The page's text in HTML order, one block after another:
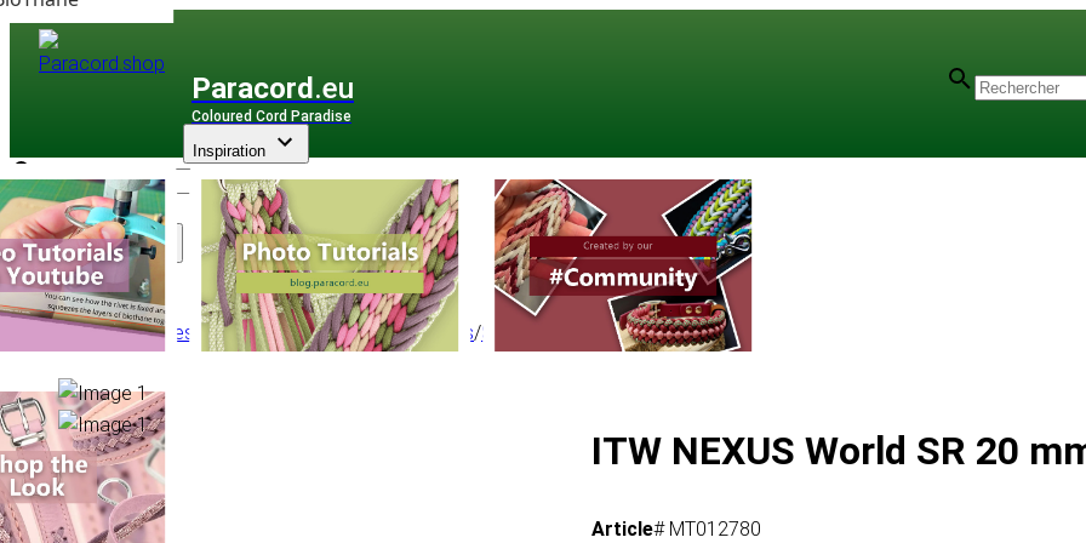
Paracord .eu
Coloured Cord Paradise
Assortiment
Inspiration
Accessoires Boucles rapides/Plastic Buckles/Specials
ITW NEXUS World SR 20
Article# MT012780